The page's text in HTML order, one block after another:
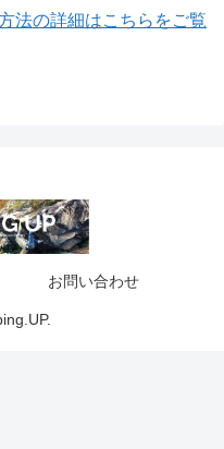
法の詳細はこちらをご覧
お問い合わせ